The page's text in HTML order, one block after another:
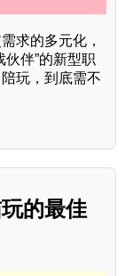
求的多元化，
伙伴”的新型职
玩，到底需不
的最佳